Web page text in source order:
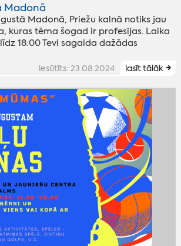
Madonā
Madonā, Priežu kalnā notiks jau
kuras tēma šogad ir profesijas. Laika
18:00 Tevi sagaida dažādas
iesūtīts: 23.08.2024 lasīt tālāk